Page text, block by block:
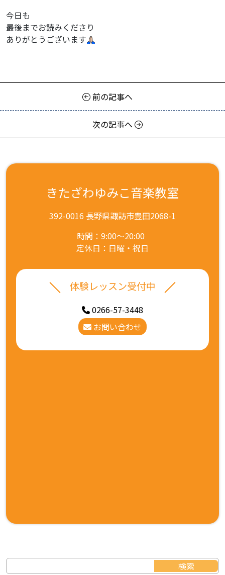
今日も
最後までお読みくださり
ありがとうございます
前の記事へ
次の記事へ
きたざわゆみこ音楽教室
392-0016 長野県諏訪市豊田2068-1
時間：9:00～20:00
定休日：日曜・祝日
体験レッスン受付中
0266-57-3448
お問い合わせ